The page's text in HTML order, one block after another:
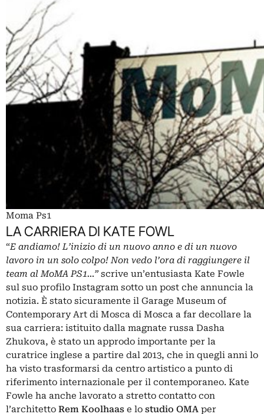
Moma Ps1
LA CARRIERA DI KATE FOWL
“E andiamo! L’inizio di un nuovo anno e di un nuovo
lavoro in un solo colpo! Non vedo l’ora di raggiungere il
team al MoMA PS1…” scrive un’entusiasta Kate Fowle
sul suo profilo Instagram sotto un post che annuncia la
notizia. È stato sicuramente il Garage Museum of
Contemporary Art di Mosca di Mosca a far decollare la
sua carriera: istituito dalla magnate russa Dasha
Zhukova, è stato un approdo importante per la
curatrice inglese a partire dal 2013, che in quegli anni lo
ha visto trasformarsi da centro artistico a punto di
riferimento internazionale per il contemporaneo. Kate
Fowle ha anche lavorato a stretto contatto con
l’architetto Rem Koolhaas e lo studio OMA per